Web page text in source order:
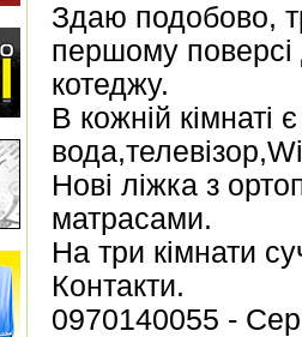
Здаю подобово,
першому поверсі
котеджу.
В кожній кімнаті
Нові ліжка з
матрасами.
На три кімнати
Контакти.
0970140055 -